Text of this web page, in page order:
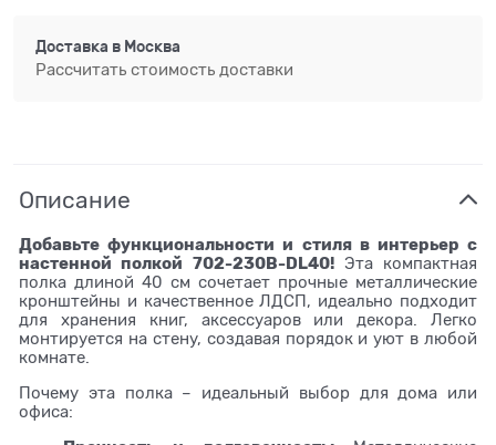
Доставка в Москва
Рассчитать стоимость доставки
Описание
Добавьте функциональности и стиля в интерьер с
настенной полкой 702-230B-DL40!Эта компактная
полка длиной 40 см сочетает прочные металлические
кронштейны и качественное ЛДСП, идеально подходит
для хранения книг, аксессуаров или декора. Легко
монтируется на стену, создавая порядок и уют в любой
комнате.
Почему эта полка – идеальный выбор для дома или
офиса: